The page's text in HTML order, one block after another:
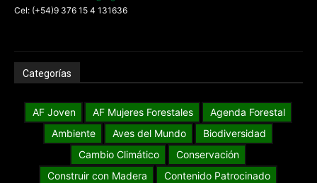
Cel: (+54)9 376 15 4 131636
Categorías
AF Joven AF Mujeres Forestales
Agenda Forestal
Ambiente
Aves del Mundo
Biodiversidad
Cambio Climático
Conservación
Construir con Madera
Contenido Patrocinado